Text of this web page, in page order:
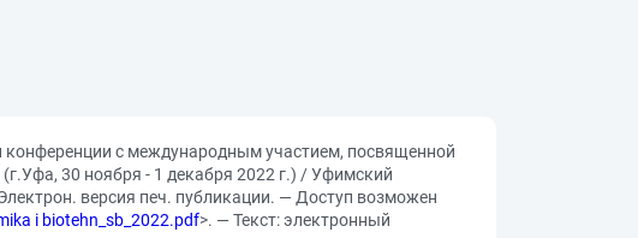
конференции с международным участием, посвященной
30 ноября - 1 декабря 2022 г.) / Уфимский
версия печ. публикации. — Доступ возможен
i biotehn_sb_2022.pdf>. — Текст: электронный